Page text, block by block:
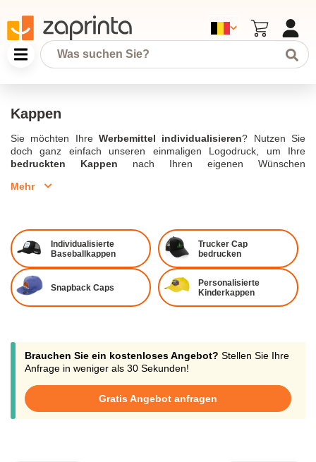
Kappen
Sie möchten Ihre Werbemittel individualisieren? Nutzen Sie
doch ganz einfach unseren einmaligen Logodruck, um Ihre
bedruckten Kappen nach Ihren eigenen Wünschen
Werbemittel müssen nicht teuer sein. Unsere von Ihnen
Möchten Sie mehr überbedruckte Werbemittelwissen oder
brauchen Sie Hilfe?
Unser Kundendienst berät Sie gerne per E-Mail unter
design@zaprinta.com oder telefonisch.
Caps bedrucken
Mehr
Individualisierte
Baseballkappen
Trucker Cap
bedrucken
Snapback Caps
Personalisierte
Kinderkappen
Brauchen Sie ein kostenloses Angebot? Stellen Sie Ihre
Anfrage in weniger als 30 Sekunden!
Gratis Angebot anfragen